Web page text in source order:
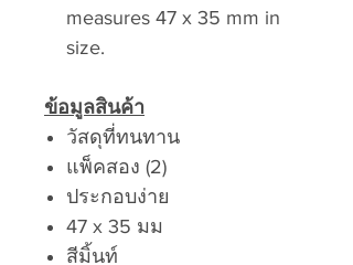
measures 47 x 35 mm in
size.
ข้อมูลสินค้า
วัสดุที่ทนทาน
แพ็คสอง (2)
ประกอบง่าย
47 x 35 มม
สีมิ้นท์